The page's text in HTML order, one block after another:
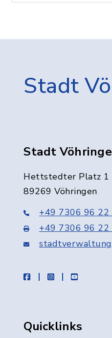
Stadt
Stadt
Hettstedter Platz 1
89269 Vöhringen
+49 7306 96 22
+49 7306 96 22
facebookinstagramyoutube
Quicklinks